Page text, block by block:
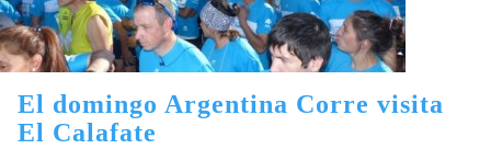
El domingo Argentina Corre visita
El Calafate